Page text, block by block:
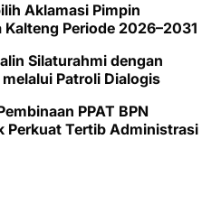
Aklamasi Pimpin
Kalteng Periode 2026–2031
Silaturahmi dengan
Patroli Dialogis
PPAT BPN
Perkuat Tertib Administrasi